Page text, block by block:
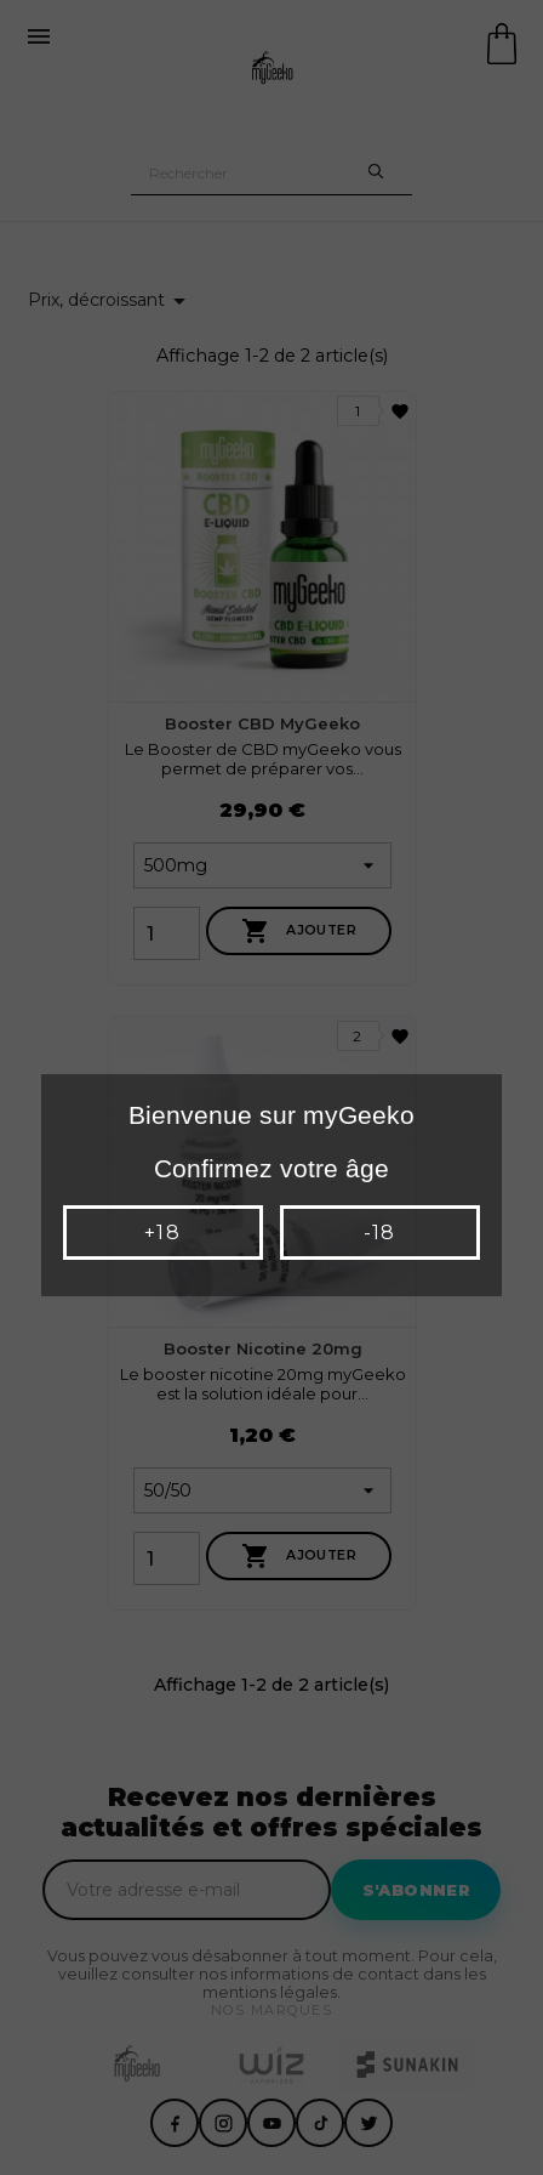

Prix, décroissant 
Affichage 1-2 de 2 article(s)
favorite
1
7 avis
Booster CBD MyGeeko
Le Booster de CBD myGeeko vous
permet de préparer vos...
29,90 €
 AJOUTER
favorite
2
Booster Nicotine 20mg
Le booster nicotine 20mg myGeeko
est la solution idéale pour...
1,20 €
 AJOUTER
Affichage 1-2 de 2 article(s)
NOS MARQUES
Recevez nos dernières
actualités et offres spéciales
S'ABONNER
Vous pouvez vous désabonner à tout moment. Pour cela,
veuillez consulter nos informations de contact dans les
mentions légales.
Bienvenue sur myGeeko
Confirmez votre âge
+18 -18